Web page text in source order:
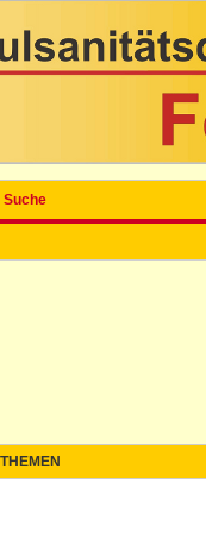
Suche
THEMEN